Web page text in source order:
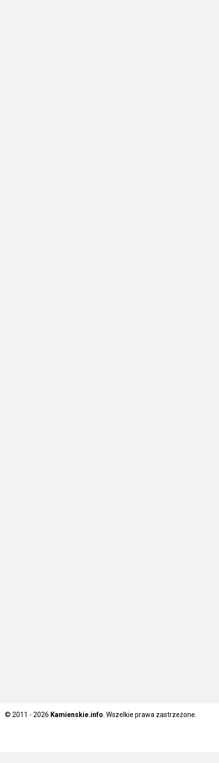
© 2011 - 2026 Kamienskie.info . Wszelkie prawa zastrzeżone.